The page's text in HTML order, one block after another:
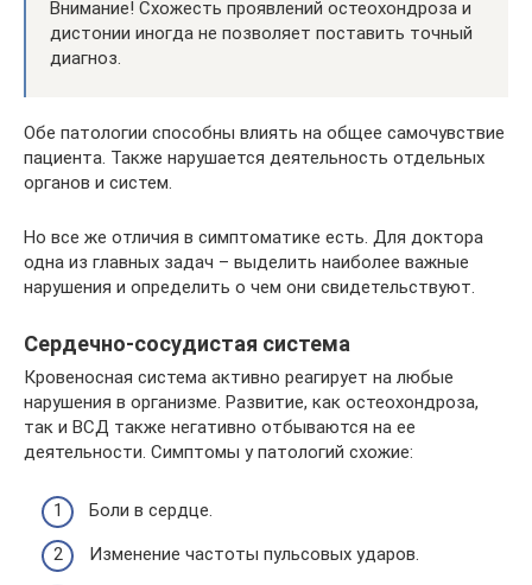
Внимание! Схожесть проявлений остеохондроза и
дистонии иногда не позволяет поставить точный
диагноз.
Обе патологии способны влиять на общее самочувствие
пациента. Также нарушается деятельность отдельных
органов и систем.
Но все же отличия в симптоматике есть. Для доктора
одна из главных задач – выделить наиболее важные
нарушения и определить о чем они свидетельствуют.
Сердечно-сосудистая система
Кровеносная система активно реагирует на любые
нарушения в организме. Развитие, как остеохондроза,
так и ВСД также негативно отбываются на ее
деятельности. Симптомы у патологий схожие:
Боли в сердце.
Изменение частоты пульсовых ударов.